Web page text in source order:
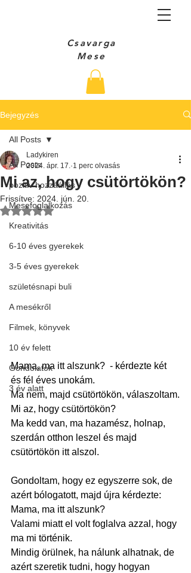
Csavarga
Mese
Bejegyzés
All Posts
pozitiv hozzáállás
Mesefoglalkozás
Kreativitás
6-10 éves gyerekek
3-5 éves gyerekek
születésnapi buli
A mesékről
Filmek, könyvek
10 év felett
Gondolatok
3 év alatt
All Posts
Mi az, hogy csütörtökön?
Ladykiren
2024. ápr. 17.
1 perc olvasás
Frissítve: 2024. jún. 20.
NaN csillagot kapott az 5-ből.
Mama, ma itt alszunk?  - kérdezte két
és fél éves unokám.
Ma nem, majd csütörtökön, válaszoltam.
Mi az, hogy csütörtökön?
Ma kedd van, ma hazamész, holnap,
szerdán otthon leszel és majd
csütörtökön itt alszol.
Gondoltam, hogy ez egyszerre sok, de
azért bólogatott, majd újra kérdezte:
Mama, ma itt alszunk?
Valami miatt el volt foglalva azzal, hogy
ma mi történik.
Mindig örülnek, ha nálunk alhatnak, de
azért szeretik tudni, hogy hogyan